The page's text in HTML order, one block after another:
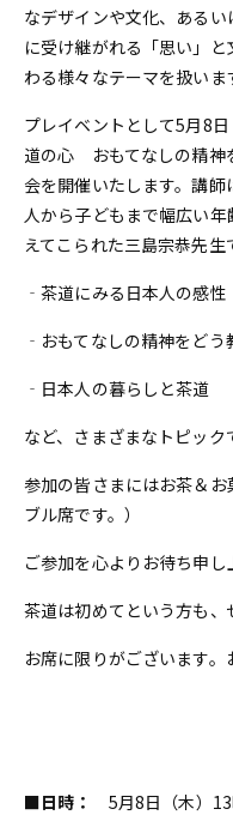
なデザインや文化、ある
に受け継がれる「思い」
わる様々なテーマを扱いま
プレイベントとして5月8
道の心 おもてなしの精神
会を開催いたします。講
人から子どもまで幅広い
えてこられた三島宗恭先生
‐茶道にみる日本人の感性
‐おもてなしの精神をどう
‐日本人の暮らしと茶道
など、さまざまなトピック
参加の皆さまにはお茶＆
ブル席です。）
ご参加を心よりお待ち申し
茶道は初めてという方も、
お席に限りがございます。
■日時：
5月8日（木）